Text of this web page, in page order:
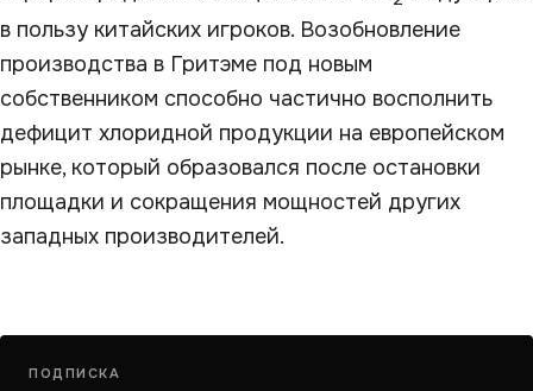
в пользу китайских игроков. Возобновление
производства в Гритэме под новым
собственником способно частично восполнить
дефицит хлоридной продукции на европейском
рынке, который образовался после остановки
площадки и сокращения мощностей других
западных производителей.
ПОДПИСКА